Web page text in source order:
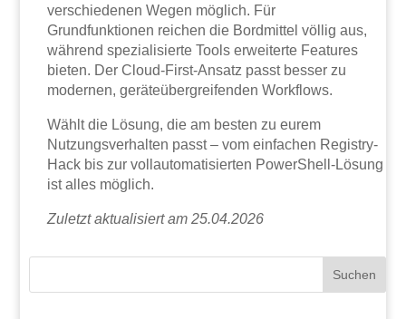
verschiedenen Wegen möglich. Für
Grundfunktionen reichen die Bordmittel völlig aus,
während spezialisierte Tools erweiterte Features
bieten. Der Cloud-First-Ansatz passt besser zu
modernen, geräteübergreifenden Workflows.
Wählt die Lösung, die am besten zu eurem
Nutzungsverhalten passt – vom einfachen Registry-
Hack bis zur vollautomatisierten PowerShell-Lösung
ist alles möglich.
Zuletzt aktualisiert am 25.04.2026